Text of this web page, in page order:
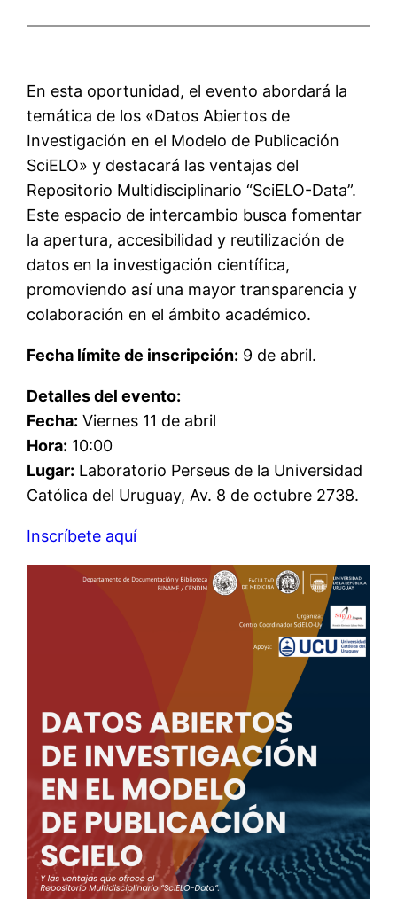
En esta oportunidad, el evento abordará la
temática de los «Datos Abiertos de
Investigación en el Modelo de Publicación
SciELO» y destacará las ventajas del
Repositorio Multidisciplinario “SciELO-Data”.
Este espacio de intercambio busca fomentar
la apertura, accesibilidad y reutilización de
datos en la investigación científica,
promoviendo así una mayor transparencia y
colaboración en el ámbito académico.
Fecha límite de inscripción: 9 de abril.
Detalles del evento:
Fecha: Viernes 11 de abril
Hora: 10:00
Lugar: Laboratorio Perseus de la Universidad
Católica del Uruguay, Av. 8 de octubre 2738.
Inscríbete aquí